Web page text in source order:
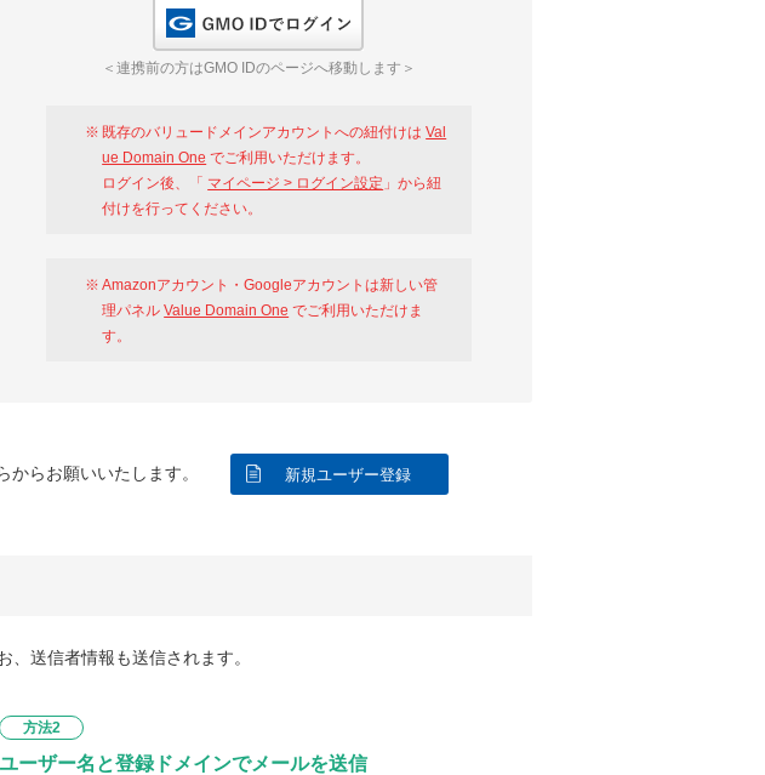
＜連携前の方はGMO IDのページへ移動します＞
既存のバリュードメインアカウントへの紐付けはVal
ue Domain One でご利用いただけます。
ログイン後、「 マイページ > ログイン設定 」から紐
付けを行ってください。
Amazonアカウント・Googleアカウントは新しい管
理パネルValue Domain One でご利用いただけま
す。
らお願いいたします。 新規ユーザー登録
送信者情報も送信されます。
方法2
ユーザー名と登録ドメインでメールを送信